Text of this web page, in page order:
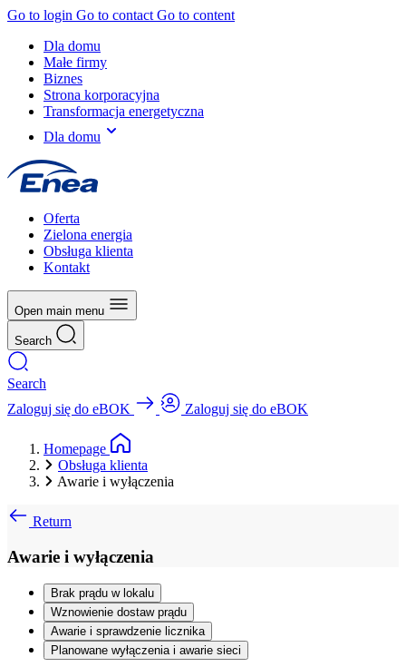
Go to login Go to contact Go to content
Dla domu
Małe firmy
Biznes
Strona korporacyjna
Transformacja energetyczna
Dla domu
Oferta
Zielona energia
Obsługa klienta
Kontakt
Open main menu
Search
Search
Zaloguj się do eBOK
Zaloguj się do eBOK
Homepage
Obsługa klienta
Awarie i wyłączenia
Return
Awarie i wyłączenia
Brak prądu w lokalu
Wznowienie dostaw prądu
Awarie i sprawdzenie licznika
Planowane wyłączenia i awarie sieci